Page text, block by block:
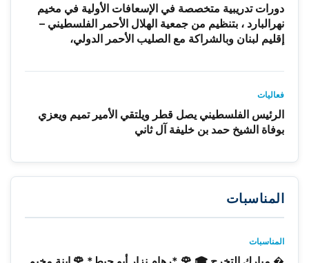
دورات تدريبية متخصصة في الإسعافات الأولية في مخيم
نهرالبارد ، بتنظيم من جمعية الهلال الأحمر الفلسطيني –
إقليم لبنان وبالشراكة مع الصليب الأحمر الدولي،
فعاليات
الرئيس الفلسطيني يصل قطر ويلتقي الأمير تميم ويعزي
بوفاة الشيخ حمد بن خليفة آل ثاني
المناسبات
المناسبات